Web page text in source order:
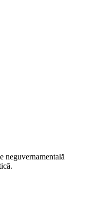
neguvernamentală